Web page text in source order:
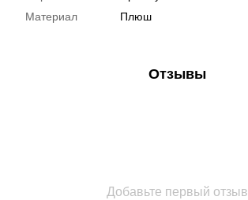
Материал
Плюш
Отзывы
Добавьте первый отзыв